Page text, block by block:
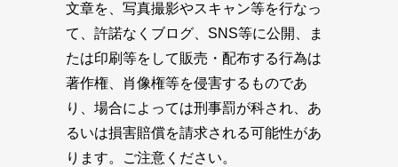
文章を、写真撮影やスキャン等を行なっ
て、許諾なくブログ、SNS等に公開、ま
たは印刷等をして販売・配布する行為は
著作権、肖像権等を侵害するものであ
り、場合によっては刑事罰が科され、あ
るいは損害賠償を請求される可能性があ
ります。ご注意ください。